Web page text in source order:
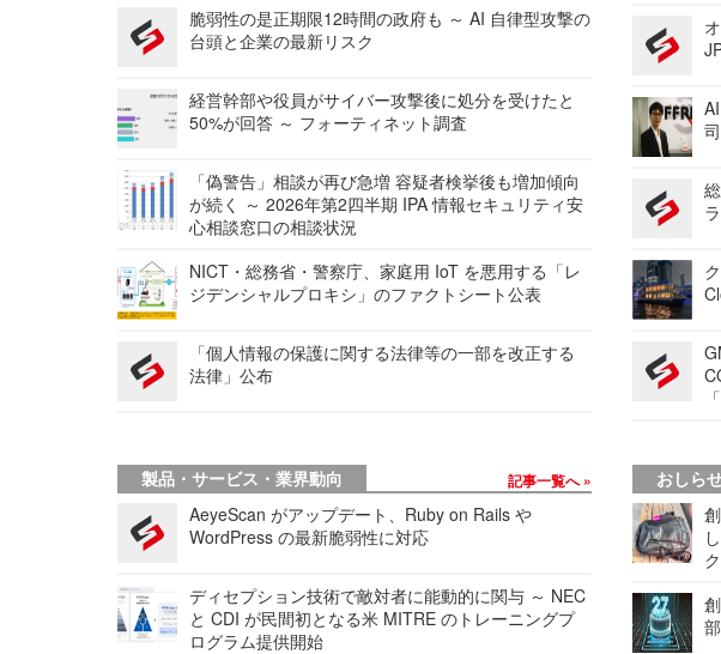
脆弱性の是正期限12時間の政府も ～ AI 自律型攻撃の
台頭と企業の最新リスク
経営幹部や役員がサイバー攻撃後に処分を受けたと
50%が回答 ～ フォーティネット調査
「偽警告」相談が再び急増 容疑者検挙後も増加傾向
が続く ～ 2026年第2四半期 IPA 情報セキュリティ安
心相談窓口の相談状況
NICT・総務省・警察庁、家庭用 IoT を悪用する「レ
ジデンシャルプロキシ」のファクトシート公表
「個人情報の保護に関する法律等の一部を改正する
法律」公布
製品・サービス・業界動向 記事一覧へ
AeyeScan がアップデート、Ruby on Rails や
WordPress の最新脆弱性に対応
ディセプション技術で敵対者に能動的に関与 ～ NEC
と CDI が民間初となる米 MITRE のトレーニングプ
ログラム提供開始
おしら
ク